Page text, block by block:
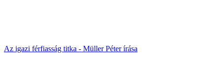
Az igazi férfiasság titka - Müller Péter írása